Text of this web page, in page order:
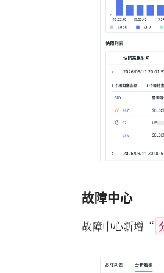
故障中心
故障中心新增“